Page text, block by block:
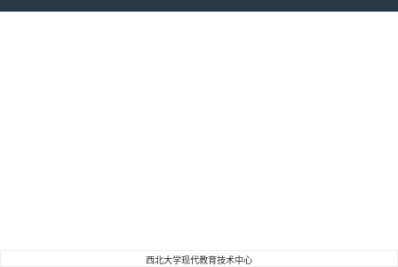
西北大学现代教育技术中心